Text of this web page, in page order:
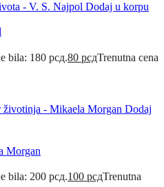
Dodaj u korpu
bila: 180 рсд.80 рсдTrenutna cena
Dodaj
Morgan
bila: 200 рсд.100 рсдTrenutna